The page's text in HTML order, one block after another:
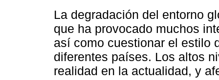
La degradación del entorno
que ha provocado muchos
así como cuestionar el estilo
diferentes países. Los altos
realidad en la actualidad, y